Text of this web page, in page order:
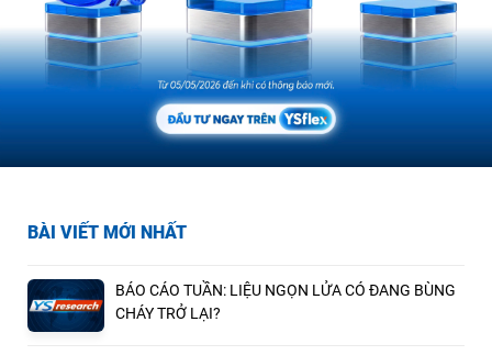
BÀI VIẾT MỚI NHẤT
BÁO CÁO TUẦN: LIỆU NGỌN LỬA CÓ ĐANG BÙNG
CHÁY TRỞ LẠI?